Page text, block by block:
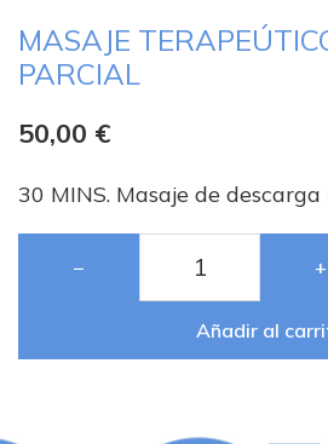
MASAJE
PARCIAL
50,00 €
30 MINS. Masaje de
− +
Añadir al